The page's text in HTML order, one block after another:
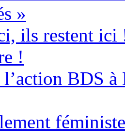
»
ils restent ici
!
BDS